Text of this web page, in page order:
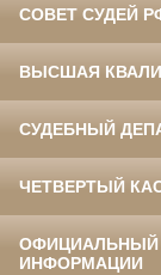
СОВЕТ СУДЕЙ
ВЫСШАЯ
СУДЕБНЫЙ
ЧЕТВЕРТЫЙ
ОФИЦИАЛЬНЫЙ
ИНФОРМАЦИИ